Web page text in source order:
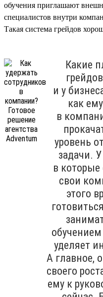
обучения приглашают
специалистов внутри
Такая система грейдов
Какие
и у
как
в
уровень
задачи.
в
свои
этого
уделяет
А главное,
своего
ему к